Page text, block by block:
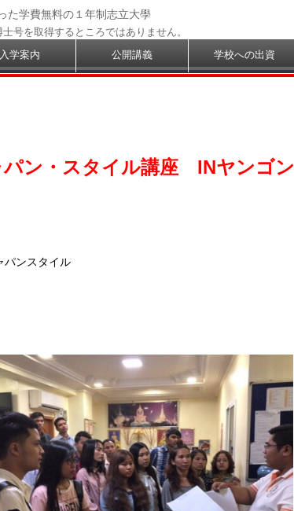
た学費無料の１年制志立大學
号を取得するところではありません。
入学案内 公開講義 学校への出資
パン・スタイル講座 INヤンゴン
パンスタイル